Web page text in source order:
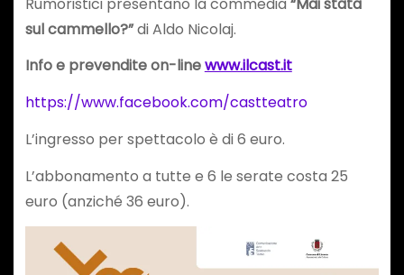
sul cammello?”di Aldo Nicolaj.
Info e prevendite on-linewww.ilcast.it
https://www.facebook.com/castteatro
L’ingresso per spettacolo è di 6 euro.
L’abbonamento a tutte e 6 le serate costa 25
euro (anziché 36 euro).